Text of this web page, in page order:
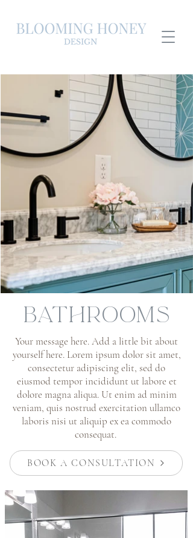
BATHROOMS
​Your message here. Add a little bit about
yourself here. Lorem ipsum dolor sit amet,
consectetur adipiscing elit, sed do
eiusmod tempor incididunt ut labore et
dolore magna aliqua. Ut enim ad minim
veniam, quis nostrud exercitation ullamco
laboris nisi ut aliquip ex ea commodo
consequat.
BOOK A CONSULTATION